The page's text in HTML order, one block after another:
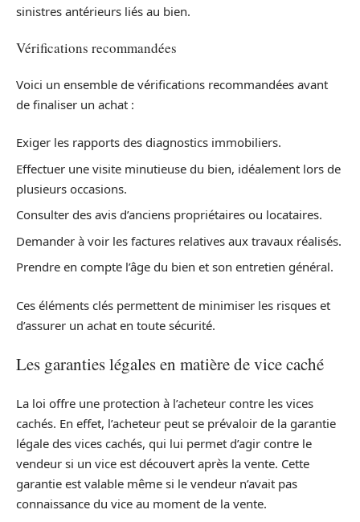
sinistres antérieurs liés au bien.
Vérifications recommandées
Voici un ensemble de vérifications recommandées avant
de finaliser un achat :
Exiger les rapports des diagnostics immobiliers.
Effectuer une visite minutieuse du bien, idéalement lors de
plusieurs occasions.
Consulter des avis d’anciens propriétaires ou locataires.
Demander à voir les factures relatives aux travaux réalisés.
Prendre en compte l’âge du bien et son entretien général.
Ces éléments clés permettent de minimiser les risques et
d’assurer un achat en toute sécurité.
Les garanties légales en matière de vice caché
La loi offre une protection à l’acheteur contre les vices
cachés. En effet, l’acheteur peut se prévaloir de la garantie
légale des vices cachés, qui lui permet d’agir contre le
vendeur si un vice est découvert après la vente. Cette
garantie est valable même si le vendeur n’avait pas
connaissance du vice au moment de la vente.